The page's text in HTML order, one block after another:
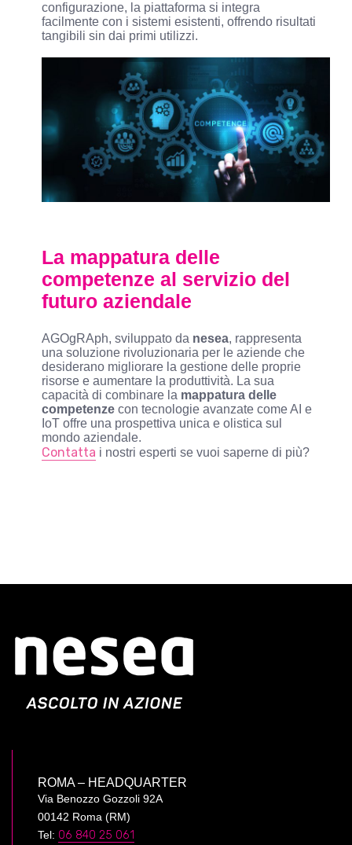
configurazione, la piattaforma si integra
facilmente con i sistemi esistenti, offrendo risultati
tangibili sin dai primi utilizzi.
La mappatura delle
competenze al servizio del
futuro aziendale
AGOgRAph, sviluppato da nesea, rappresenta
una soluzione rivoluzionaria per le aziende che
desiderano migliorare la gestione delle proprie
risorse e aumentare la produttività. La sua
capacità di combinare la mappatura delle
competenzecon tecnologie avanzate come AI e
IoT offre una prospettiva unica e olistica sul
mondo aziendale.
Contatta i nostri esperti se vuoi saperne di più?
ROMA – HEADQUARTER
Via Benozzo Gozzoli 92A
00142 Roma (RM)
Tel: 06 840 25 061